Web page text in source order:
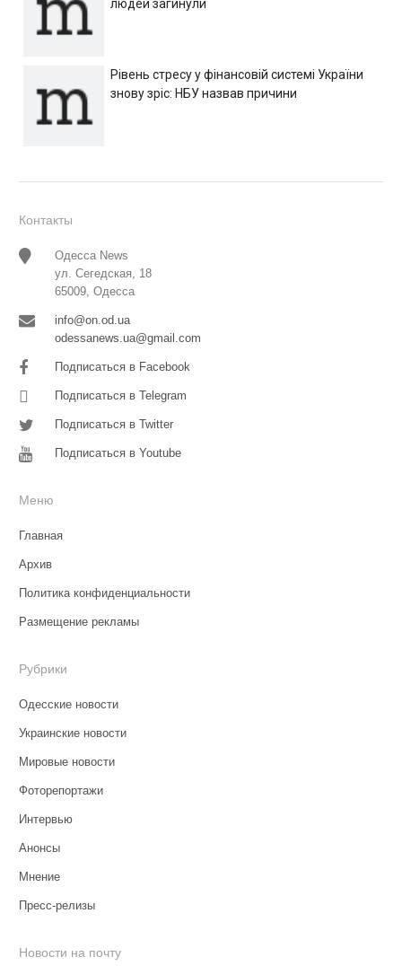
людей загинули
Рівень стресу у фінансовій системі України
знову зріс: НБУ назвав причини
Контакты
Одесса News
ул. Сегедская, 18
65009, Одесса
info@on.od.ua
odessanews.ua@gmail.com
Подписаться в Facebook
Подписаться в Telegram
Подписаться в Twitter
Подписаться в Youtube
Меню
Главная
Архив
Политика конфиденциальности
Размещение рекламы
Рубрики
Одесские новости
Украинские новости
Мировые новости
Фоторепортажи
Интервью
Анонсы
Мнение
Пресс-релизы
Новости на почту